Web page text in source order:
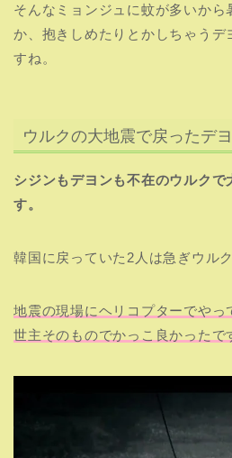
そんなミョンジュに蚊が多いから
か、抱きしめたりとかしちゃう
すね。
ウルクの大地震で戻ったデ
シジンもデヨンも不在のウルクで
す。
韓国に戻っていた2人は急ぎウル
地震の現場にヘリコプターでやっ
世主そのものでかっこ良かったで